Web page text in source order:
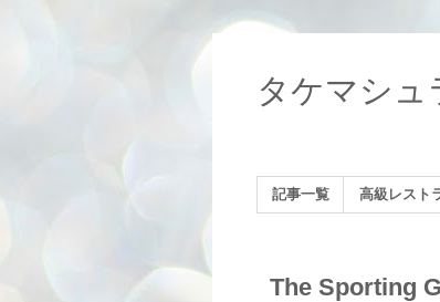
タケマシュ
記事一覧 高級レスト
The Sporting